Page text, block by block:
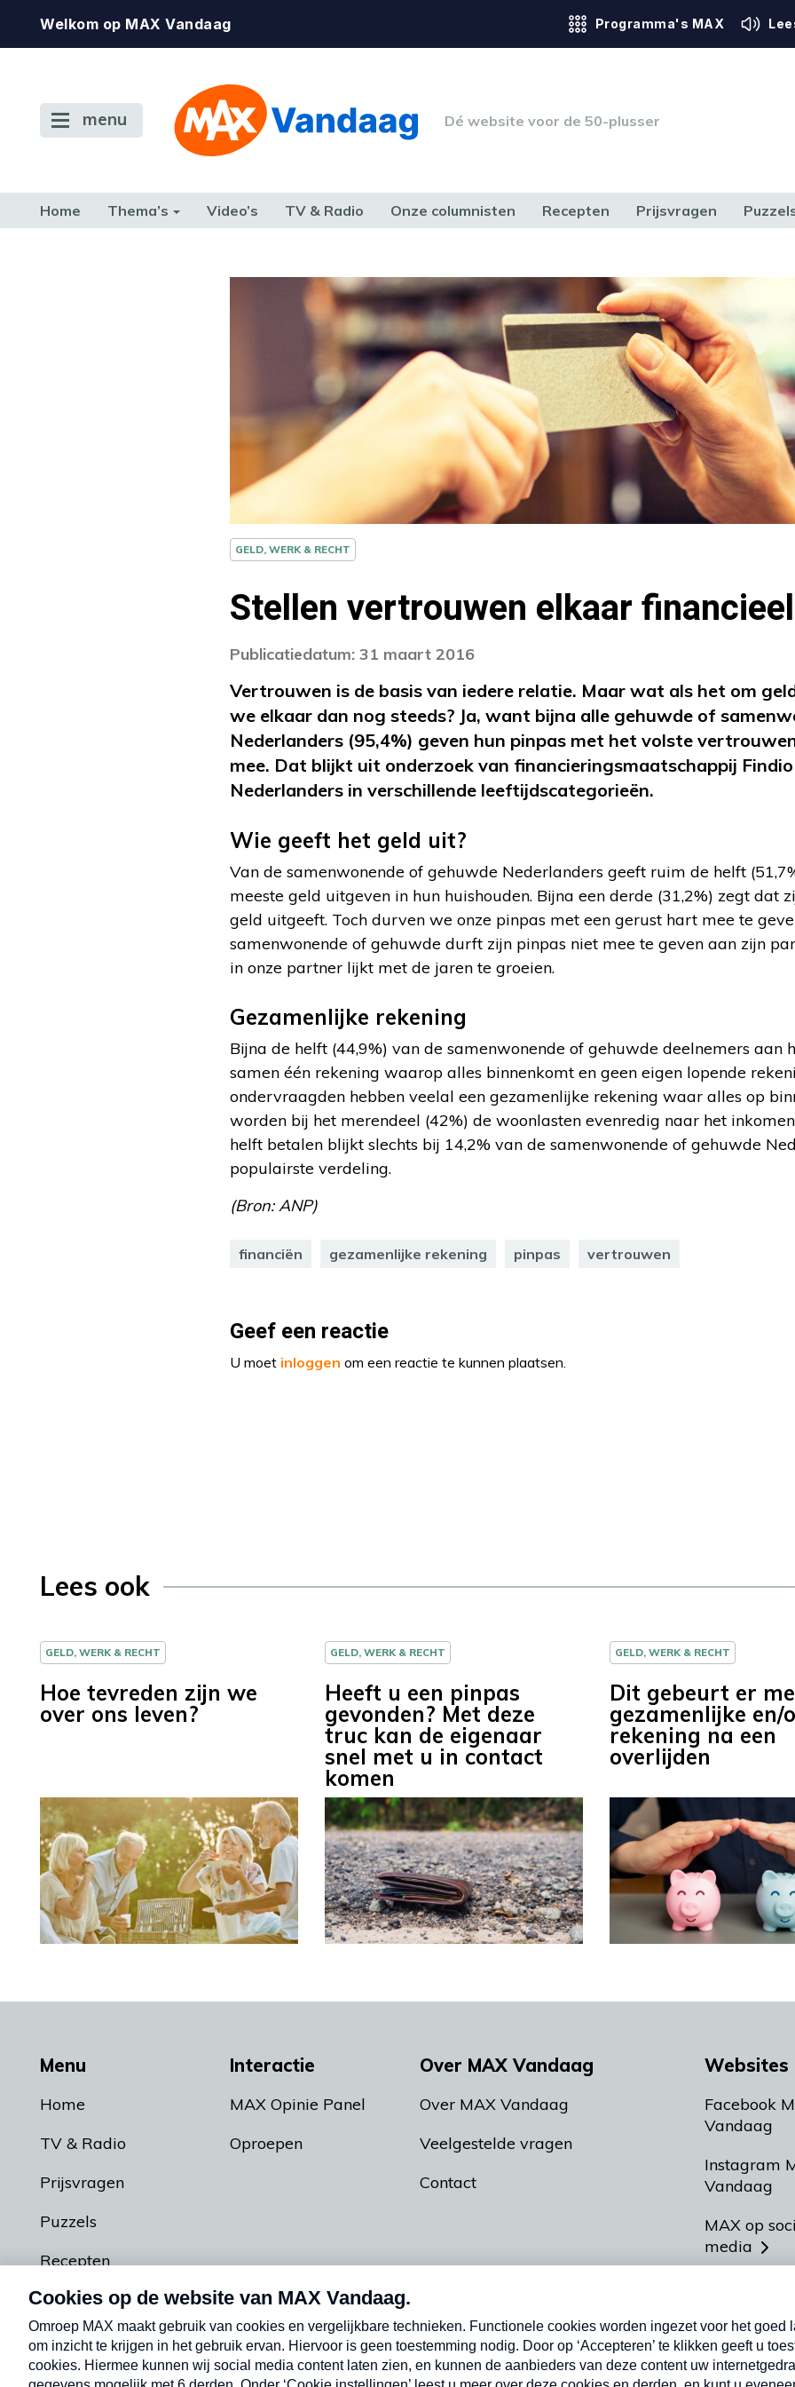
Welkom op MAX Vandaag Programma's MAX
menu Dé website voor de 50-plusser
Home Thema’s Video’s TV & Radio Onze columnisten Recepten Prijsvragen
GELD, WERK & RECHT
Stellen vertrouwen elkaar financieel
Publicatiedatum: 31 maart 2016
Vertrouwen is de basis van iedere relatie. Maar wat als het om
we elkaar dan nog steeds? Ja, want bijna alle gehuwde of
Nederlanders (95,4%) geven hun pinpas met het volste
mee. Dat blijkt uit onderzoek van financieringsmaatschappij
Nederlanders in verschillende leeftijdscategorieën.
Wie geeft het geld uit?
Van de samenwonende of gehuwde Nederlanders geeft ruim de helft
meeste geld uitgeven in hun huishouden. Bijna een derde (31,2%) zegt dat
geld uitgeeft. Toch durven we onze pinpas met een gerust hart mee te
samenwonende of gehuwde durft zijn pinpas niet mee te geven aan zijn
in onze partner lijkt met de jaren te groeien.
Gezamenlijke rekening
Bijna de helft (44,9%) van de samenwonende of gehuwde deelnemers aan
samen één rekening waarop alles binnenkomt en geen eigen lopende
ondervraagden hebben veelal een gezamenlijke rekening waar alles op
worden bij het merendeel (42%) de woonlasten evenredig naar het
helft betalen blijkt slechts bij 14,2% van de samenwonende of gehuwde
populairste verdeling.
(Bron: ANP)
financiën gezamenlijke rekening pinpas vertrouwen
Geef een reactie
U moet inloggen om een reactie te kunnen plaatsen.
Lees ook
GELD, WERK & RECHT
Hoe tevreden zijn we
over ons leven?
GELD, WERK & RECHT
Heeft u een pinpas
gevonden? Met deze
truc kan de eigenaar
snel met u in contact
komen
GELD, WERK & RECHT
Dit gebeurt er
gezamenlijke en/
rekening na een
overlijden
Menu
Home
TV & Radio
Prijsvragen
Puzzels
Recepten
Podcasts
Interactie
MAX Opinie Panel
Oproepen
Over MAX Vandaag
Over MAX Vandaag
Veelgestelde vragen
Contact
Websites
Facebook
Vandaag
Instagram
Vandaag
MAX op
media
Meldpunt
Heel